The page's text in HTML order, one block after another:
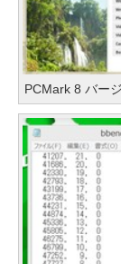
PCMark 8 バー